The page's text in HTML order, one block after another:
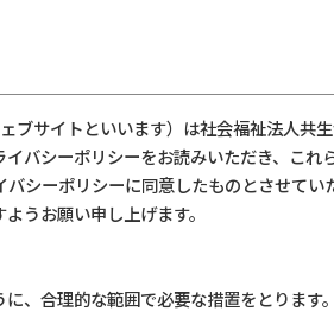
イトといいます）は社会福祉法人共生
バシーポリシーをお読みいただき、これ
シーポリシーに同意したものとさせてい
うお願い申し上げます。
、合理的な範囲で必要な措置をとります。